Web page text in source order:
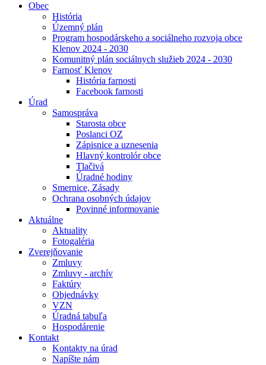
Obec
História
Územný plán
Program hospodárskeho a sociálneho rozvoja obce
Klenov 2024 - 2030
Komunitný plán sociálnych služieb 2024 - 2030
Farnosť Klenov
História farnosti
Facebook farnosti
Úrad
Samospráva
Starosta obce
Poslanci OZ
Zápisnice a uznesenia
Hlavný kontrolór obce
Tlačivá
Úradné hodiny
Smernice, Zásady
Ochrana osobných údajov
Povinné informovanie
Aktuálne
Aktuality
Fotogaléria
Zverejňovanie
Zmluvy
Zmluvy - archív
Faktúry
Objednávky
VZN
Úradná tabuľa
Hospodárenie
Kontakt
Kontakty na úrad
Napíšte nám